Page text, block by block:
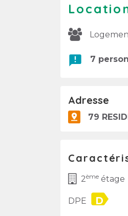
announcement 7
Adresse
79
2ème étage
DPE label